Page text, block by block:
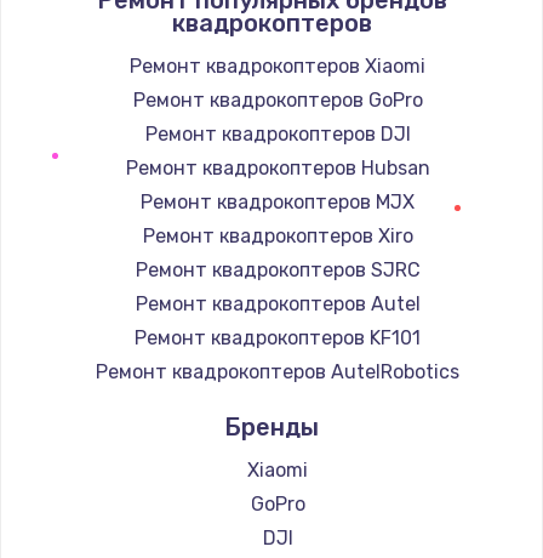
Замена / ремонт электронного модуля
Заказать
Заказать
Замена регулятора режимов конфорки
Заказать
квадрокоптеров
Ремонт квадрокоптеров Xiaomi
Ремонт квадрокоптеров GoPro
Ремонт квадрокоптеров DJI
Ремонт квадрокоптеров Hubsan
Ремонт квадрокоптеров MJX
Ремонт квадрокоптеров Xiro
Ремонт квадрокоптеров SJRC
Ремонт квадрокоптеров Autel
Ремонт квадрокоптеров KF101
Ремонт квадрокоптеров AutelRobotics
Бренды
Xiaomi
GoPro
DJI